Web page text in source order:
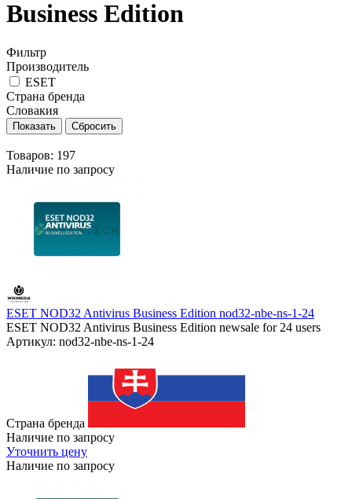
Business Edition
Фильтр
Производитель
ESET
Страна бренда
Словакия
Товаров: 197
Наличие по запросу
ESET NOD32 Antivirus Business Edition nod32-nbe-ns-1-24
ESET NOD32 Antivirus Business Edition newsale for 24 users
Артикул: nod32-nbe-ns-1-24
Страна бренда
Наличие по запросу
Уточнить цену
Наличие по запросу